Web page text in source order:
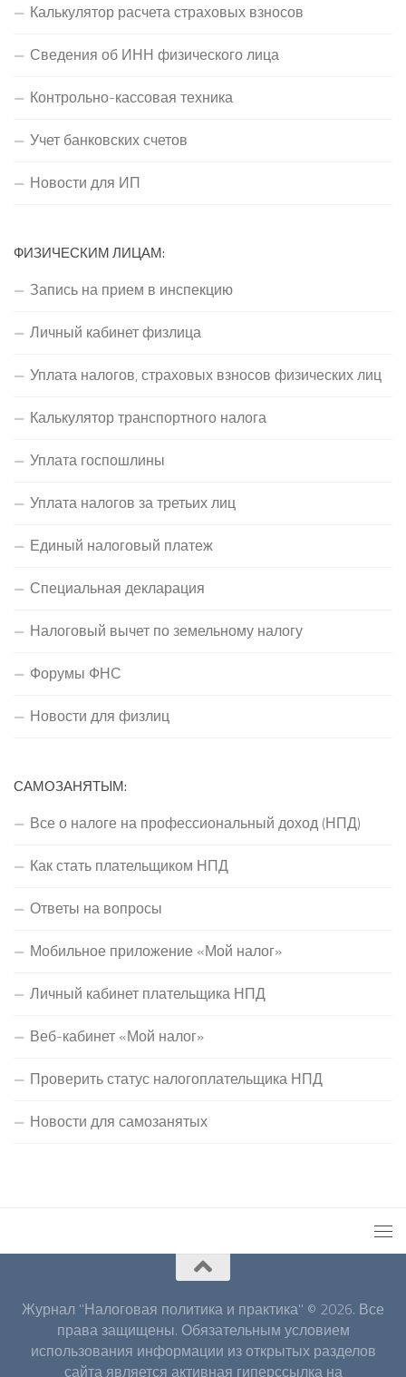
Калькулятор расчета страховых взносов
Сведения об ИНН физического лица
Контрольно-кассовая техника
Учет банковских счетов
Новости для ИП
ФИЗИЧЕСКИМ ЛИЦАМ:
Запись на прием в инспекцию
Личный кабинет физлица
Уплата налогов, страховых взносов физических лиц
Калькулятор транспортного налога
Уплата госпошлины
Уплата налогов за третьих лиц
Единый налоговый платеж
Специальная декларация
Налоговый вычет по земельному налогу
Форумы ФНС
Новости для физлиц
САМОЗАНЯТЫМ:
Все о налоге на профессиональный доход (НПД)
Как стать плательщиком НПД
Ответы на вопросы
Мобильное приложение «Мой налог»
Личный кабинет плательщика НПД
Веб-кабинет «Мой налог»
Проверить статус налогоплательщика НПД
Новости для самозанятых
Журнал "Налоговая политика и практика" © 2026. Все
права защищены. Обязательным условием
использования информации из открытых разделов
сайта является активная гиперссылка на